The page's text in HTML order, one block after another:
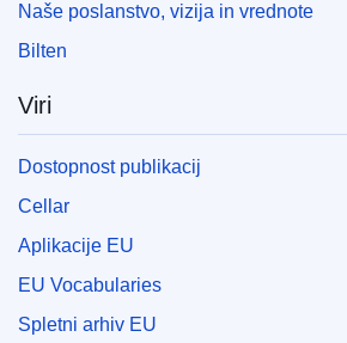
Naše poslanstvo, vizija in vrednote
Bilten
Viri
Dostopnost publikacij
Cellar
Aplikacije EU
EU Vocabularies
Spletni arhiv EU